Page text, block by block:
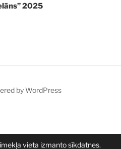
2025
by WordPress
vieta izmanto sīkdatnes.